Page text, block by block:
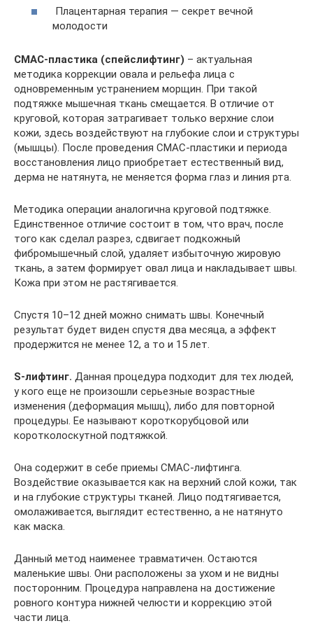
Плацентарная терапия — секрет вечной
молодости
СМАС-пластика (спейслифтинг) – актуальная
методика коррекции овала и рельефа лица с
одновременным устранением морщин. При такой
подтяжке мышечная ткань смещается. В отличие от
круговой, которая затрагивает только верхние слои
кожи, здесь воздействуют на глубокие слои и структуры
(мышцы). После проведения СМАС-пластики и периода
восстановления лицо приобретает естественный вид,
дерма не натянута, не меняется форма глаз и линия рта.
Методика операции аналогична круговой подтяжке.
Единственное отличие состоит в том, что врач, после
того как сделал разрез, сдвигает подкожный
фибромышечный слой, удаляет избыточную жировую
ткань, а затем формирует овал лица и накладывает швы.
Кожа при этом не растягивается.
Спустя 10–12 дней можно снимать швы. Конечный
результат будет виден спустя два месяца, а эффект
продержится не менее 12, а то и 15 лет.
S-лифтинг. Данная процедура подходит для тех людей,
у кого еще не произошли серьезные возрастные
изменения (деформация мышц), либо для повторной
процедуры. Ее называют короткорубцовой или
коротколоскутной подтяжкой.
Она содержит в себе приемы СМАС-лифтинга.
Воздействие оказывается как на верхний слой кожи, так
и на глубокие структуры тканей. Лицо подтягивается,
омолаживается, выглядит естественно, а не натянуто
как маска.
Данный метод наименее травматичен. Остаются
маленькие швы. Они расположены за ухом и не видны
посторонним. Процедура направлена на достижение
ровного контура нижней челюсти и коррекцию этой
части лица.